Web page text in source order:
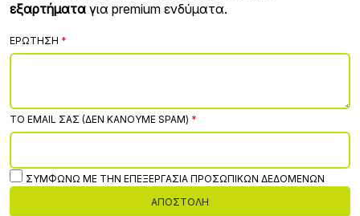
εξαρτήματα για premium ενδύματα.
ΕΡΏΤΗΣΗ
ΤΟ EMAIL ΣΑΣ (ΔΕΝ ΚΆΝΟΥΜΕ SPAM)
ΣΥΜΦΩΝΏ ΜΕ ΤΗΝ ΕΠΕΞΕΡΓΑΣΊΑ ΠΡΟΣΩΠΙΚΏΝ ΔΕΔΟΜΈΝΩΝ
ΑΠΟΣΤΟΛΉ